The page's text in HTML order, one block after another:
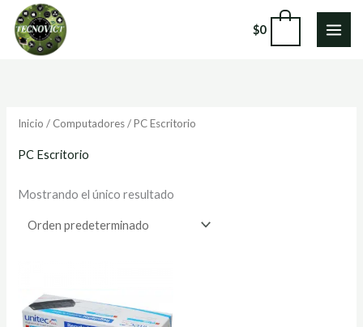
contenido
$0
Inicio / Computadores/ PC Escritorio
PC Escritorio
Mostrando el único resultado